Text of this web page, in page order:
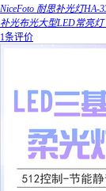
NiceFoto 耐思补光灯
补光布光大型LED常亮
1条评价